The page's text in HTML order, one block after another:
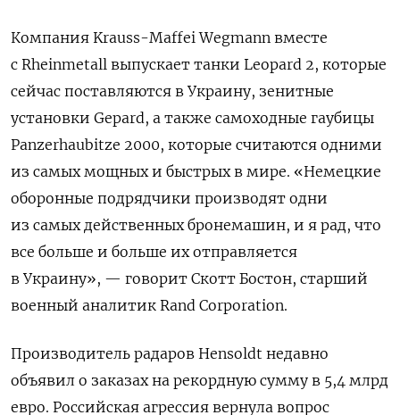
Компания Krauss-Maffei Wegmann вместе
с Rheinmetall выпускает танки Leopard 2, которые
сейчас поставляются в Украину, зенитные
установки Gepard, а также самоходные гаубицы
Panzerhaubitze 2000, которые считаются одними
из самых мощных и быстрых в мире. «Немецкие
оборонные подрядчики производят одни
из самых действенных бронемашин, и я рад, что
все больше и больше их отправляется
в Украину», — говорит Скотт Бостон, старший
военный аналитик Rand Corporation.
Производитель радаров Hensoldt недавно
объявил о заказах на рекордную сумму в 5,4 млрд
евро. Российская агрессия вернула вопрос